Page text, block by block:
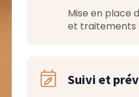
Mise en place
et traitements
Suivi et